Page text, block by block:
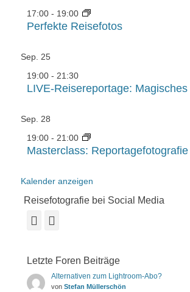
17:00 - 19:00
Perfekte Reisefotos
Sep. 25
19:00 - 21:30
LIVE-Reisereportage:
Sep. 28
19:00 - 21:00
Masterclass:
Kalender anzeigen
Reisefotografie bei Social Media
Facebook
Letzte Foren Beiträge
Alternativen zum Lightroom-Abo?
von Stefan Müllerschön